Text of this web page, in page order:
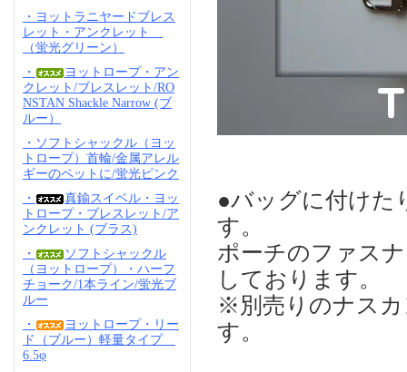
・ヨットラニヤードブレス
レット・アンクレット
（蛍光グリーン）
・
ヨットロープ・アン
クレット/ブレスレット/RO
NSTAN Shackle Narrow (ブ
ルー）
・ソフトシャックル（ヨッ
トロープ）首輪/金属アレル
ギーのペットに/蛍光ピンク
・
真鍮スイベル・ヨッ
トロープ・ブレスレット/ア
ンクレット (ブラス)
・
ソフトシャックル
（ヨットロープ）・ハーフ
チョーク/1本ライン/蛍光ブ
ルー
・
ヨットロープ・リー
ド（ブルー）軽量タイプ
6.5φ
●バッグに付けた
す。
ポーチのファス
しております。
※別売りのナスカ
す。